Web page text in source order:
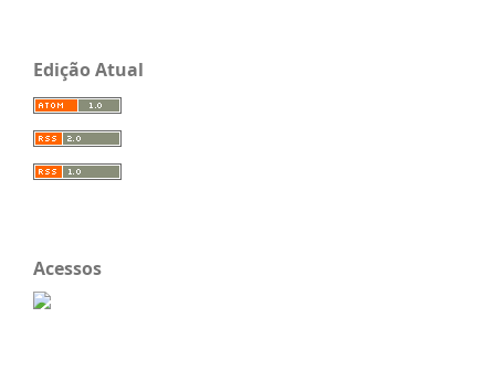
Edição Atual
Acessos